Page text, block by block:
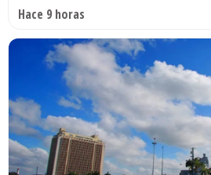
Hace 9 horas